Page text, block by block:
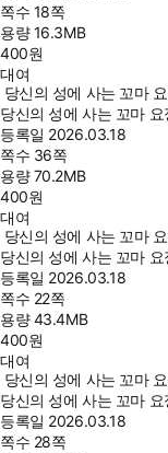
쪽수 18쪽
용량16.3MB
400원
대여
당신의 성에 사는 꼬마
당신의 성에 사는 꼬마
등록일 2026.03.18
쪽수 36쪽
용량70.2MB
400원
대여
당신의 성에 사는 꼬마
당신의 성에 사는 꼬마
등록일 2026.03.18
쪽수 22쪽
용량43.4MB
400원
대여
당신의 성에 사는 꼬마
당신의 성에 사는 꼬마
등록일 2026.03.18
쪽수 28쪽